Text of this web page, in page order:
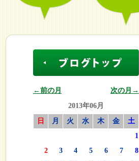
←前の月
次の月→
2013年06月
日
月 火 水 木 金
土
1
2
3 4 5 6 7
8